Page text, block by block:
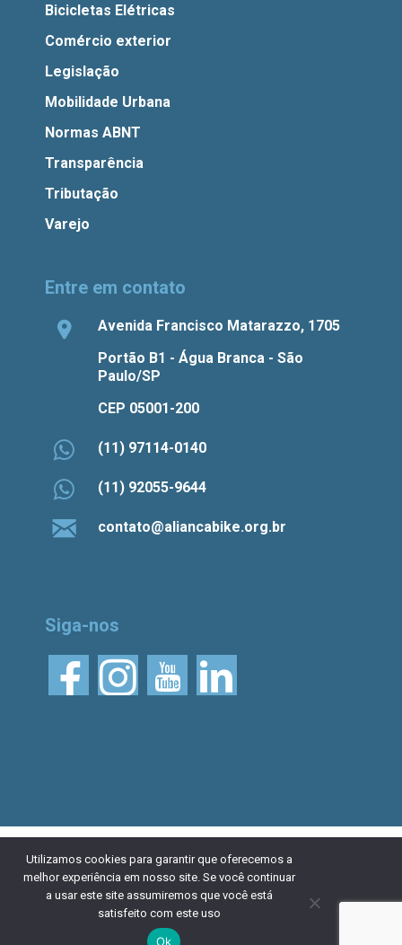
Bicicletas Elétricas
Comércio exterior
Legislação
Mobilidade Urbana
Normas ABNT
Transparência
Tributação
Varejo
Entre em contato
Avenida Francisco Matarazzo, 1705
Portão B1 - Água Branca - São
Paulo/SP
CEP 05001-200
(11) 97114-0140
(11) 92055-9644
contato@aliancabike.org.br
Siga-nos
© 2026 Aliança Bike.
Esta obra está licenciada
com uma Licença Creative Commons Atribuição 4.0
Internacional. Desenvolvido porNaçãoDesign
Política de
Utilizamos cookies para garantir que oferecemos a
melhor experiência em nosso site. Se você continuar
a usar este site assumiremos que você está
satisfeito com este uso
Ok